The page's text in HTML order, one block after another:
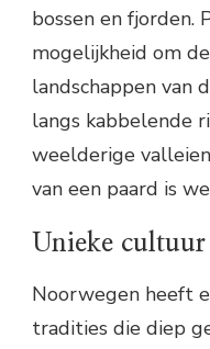
bossen en fjorden.
mogelijkheid om
landschappen van
langs kabbelende
weelderige
van een paard is
Unieke cultuur
Noorwegen heeft
tradities die diep